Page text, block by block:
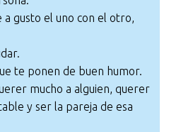
a gusto el uno con el otro,
te ponen de buen humor.
mucho a alguien, querer
y ser la pareja de esa